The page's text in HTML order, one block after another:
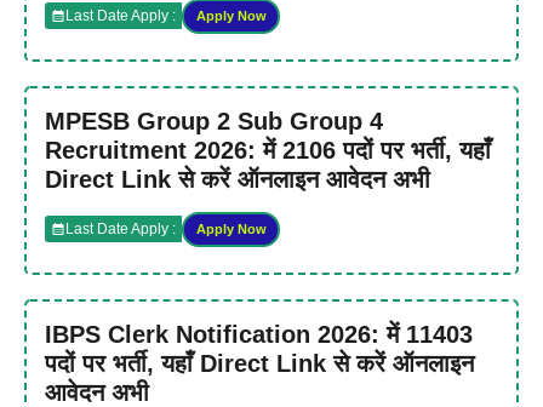
Last Date Apply : Apply Now
MPESB Group 2 Sub Group 4
Recruitment 2026: में 2106 पदों पर भर्ती, यहाँ
Direct Link से करें ऑनलाइन आवेदन अभी
Last Date Apply : Apply Now
IBPS Clerk Notification 2026: में 11403
पदों पर भर्ती, यहाँ Direct Link से करें ऑनलाइन
आवेदन अभी